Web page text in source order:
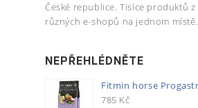
České republice. Tisíce produktů z
různých e-shopů na jednom místě.
NEPŘEHLÉDNĚTE
785 Kč